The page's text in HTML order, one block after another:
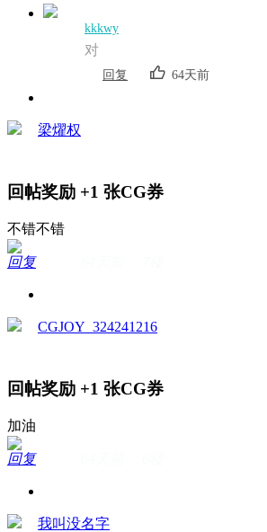
kkkwy
对
回复 64天前
梁燿权
回帖奖励 +1 张CG券
不错不错
回复
CGJOY_324241216
回帖奖励 +1 张CG券
加油
回复
我叫没名字